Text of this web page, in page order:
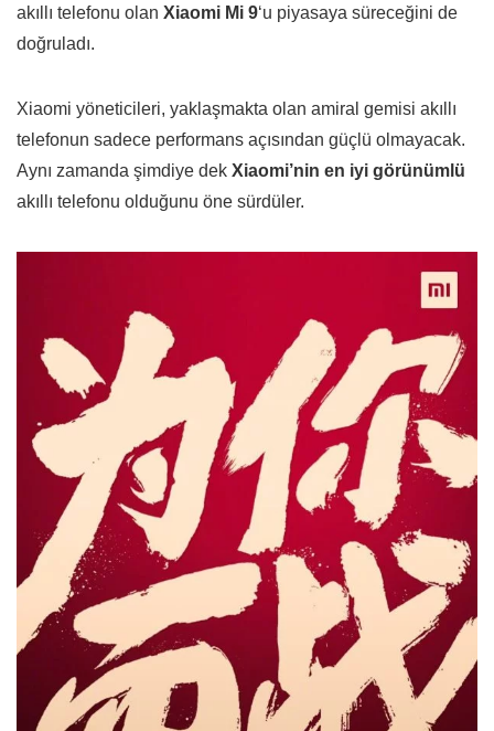
akıllı telefonu olan Xiaomi Mi 9‘u piyasaya süreceğini de
doğruladı.
Xiaomi yöneticileri, yaklaşmakta olan amiral gemisi akıllı
telefonun sadece performans açısından güçlü olmayacak.
Aynı zamanda şimdiye dek Xiaomi’nin en iyi görünümlü
akıllı telefonu olduğunu öne sürdüler.